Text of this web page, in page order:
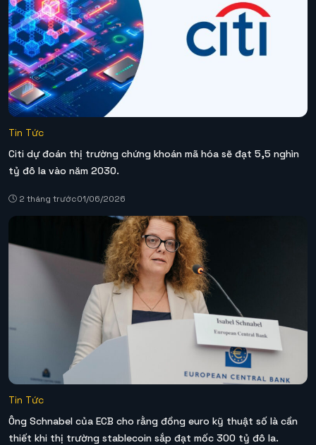
Tin Tức
Citi dự đoán thị trường chứng khoán mã hóa sẽ đạt 5,5 nghìn
tỷ đô la vào năm 2030.
2 tháng trước01/06/2026
Tin Tức
Ông Schnabel của ECB cho rằng đồng euro kỹ thuật số là cần
thiết khi thị trường stablecoin sắp đạt mốc 300 tỷ đô la.